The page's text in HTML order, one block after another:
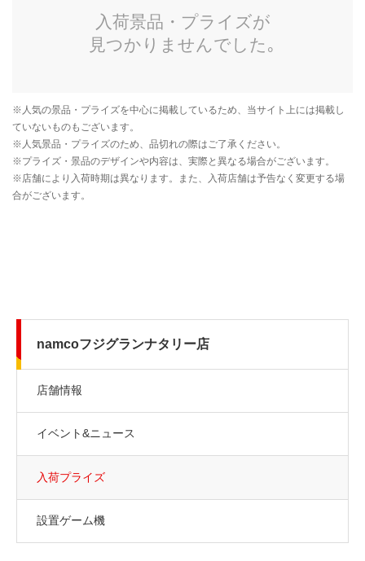
namcoフジグランナタリー店
店舗情報
イベント&ニュース
入荷プライズ
設置ゲーム機